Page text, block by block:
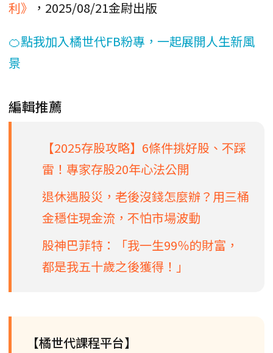
利》
，2025/08/21金尉出版
🍊點我加入橘世代FB粉專，一起展開人生新風
景
編輯推薦
【2025存股攻略】6條件挑好股、不踩
雷！專家存股20年心法公開
退休遇股災，老後沒錢怎麼辦？用三桶
金穩住現金流，不怕市場波動
股神巴菲特：「我一生99％的財富，
都是我五十歲之後獲得！」
【橘世代課程平台】